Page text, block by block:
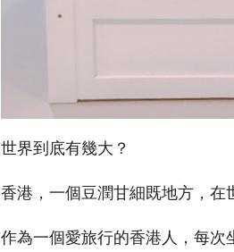
世界到底有幾大？
香港，一個豆潤甘細既地方，在
作為一個愛旅行的香港人，每